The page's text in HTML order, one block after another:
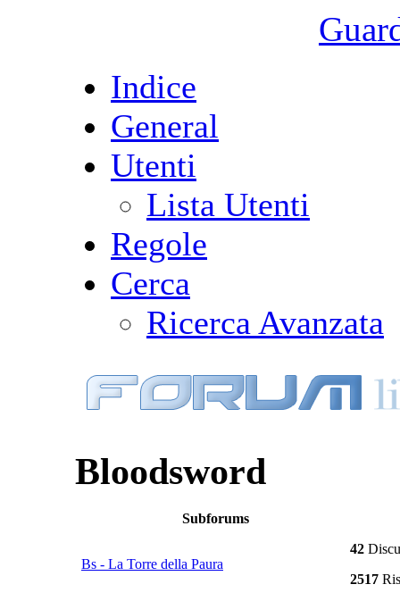
Indice
General
Utenti
Lista Utenti
Regole
Cerca
Ricerca Avanzata
Bloodsword
Subforums
Bs - La Torre della Paura
42
2517